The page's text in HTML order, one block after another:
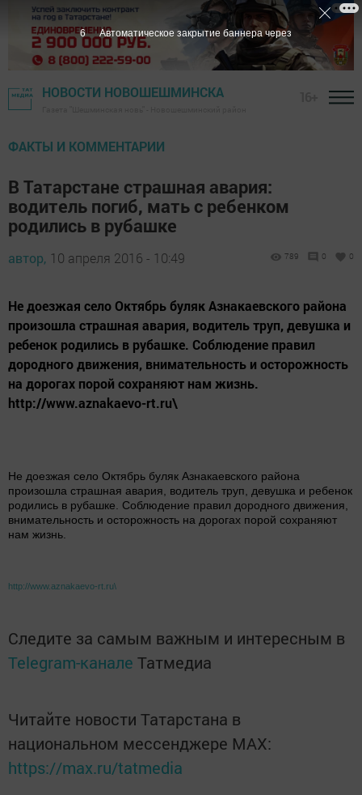
НОВОСТИ НОВОШЕШМИНСКА
ФАКТЫ И КОММЕНТАРИИ
В Татарстане страшная авария:
водитель погиб, мать с ребенком
родились в рубашке
автор, 10 апреля 2016 - 10:49 789 0 0
Не доезжая село Октябрь буляк Азнакаевского района
произошла страшная авария, водитель труп, девушка и
ребенок родились в рубашке. Соблюдение правил
дородного движения, внимательность и осторожность
на дорогах порой сохраняют нам жизнь.
http://www.aznakaevo-rt.ru\
Не доезжая село Октябрь буляк Азнакаевского района
произошла страшная авария, водитель труп, девушка и ребенок
родились в рубашке. Соблюдение правил дородного движения,
внимательность и осторожность на дорогах порой сохраняют
нам жизнь.
http://www.aznakaevo-rt.ru\
Следите за самым важным и интересным в
Telegram-канале Татмедиа
Читайте новости Татарстана в
национальном мессенджере MАХ:
https://max.ru/tatmedia
5 Автоматическое закрытие баннера через